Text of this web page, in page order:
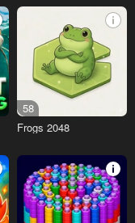
58
Frogs 2048